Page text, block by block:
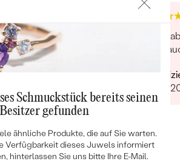
Die telef. Betreuung
Die
und
Schmuckstück bereits seinen
Besitzer gefunden
ähnliche Produkte, die auf Sie warten.
Verfügbarkeit dieses Juwels informiert
hinterlassen Sie uns bitte Ihre E-Mail.